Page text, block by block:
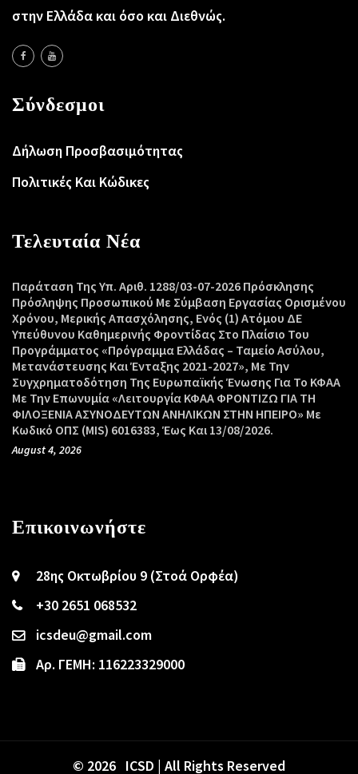
στην Ελλάδα και όσο και Διεθνώς.
Σύνδεσμοι
Δήλωση Προσβασιμότητας
Πολιτικές Και Κώδικες
Τελευταία Νέα
Παράταση Της Υπ. Αριθ. 1288/03-07-2026 Πρόσκλησης
Πρόσληψης Προσωπικού Με Σύμβαση Εργασίας Ορισμένου
Χρόνου, Μερικής Απασχόλησης, Ενός (1) Ατόμου ΔΕ
Υπεύθυνου Καθημερινής Φροντίδας Στο Πλαίσιο Του
Προγράμματος «Πρόγραμμα Ελλάδας – Ταμείο Ασύλου,
Μετανάστευσης Και Ένταξης 2021-2027», Με Την
Συγχρηματοδότηση Της Ευρωπαϊκής Ένωσης Για Το ΚΦΑΑ
Με Την Επωνυμία «Λειτουργία ΚΦΑΑ ΦΡΟΝΤΙΖΩ ΓΙΑ ΤΗ
ΦΙΛΟΞΕΝΙΑ ΑΣΥΝΟΔΕΥΤΩΝ ΑΝΗΛΙΚΩΝ ΣΤΗΝ ΗΠΕΙΡΟ» Με
Κωδικό ΟΠΣ (MIS) 6016383, Έως Και 13/08/2026.
August 4, 2026
Επικοινωνήστε
28ης Οκτωβρίου 9 (Στοά Ορφέα)
+30 2651 068532
icsdeu@gmail.com
Αρ. ΓΕΜΗ: 116223329000
© 2026 ICSD | All Rights Reserved